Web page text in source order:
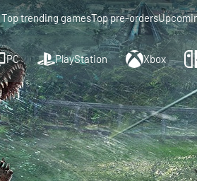
Top trending gamesTop pre-orders
PC PlayStation Xbox